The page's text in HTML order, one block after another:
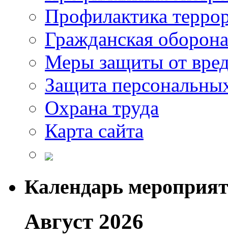
Профилактика
Гражданская оборона
Меры защиты от
Защита
Охрана труда
Карта сайта
Календарь
Август 2026